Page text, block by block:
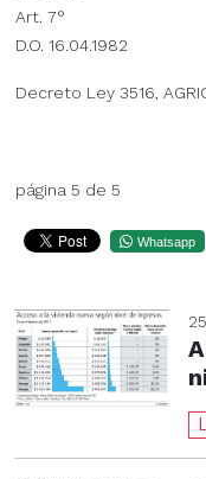
Art. 7°
D.O. 16.04.1982
Decreto Ley 3516,
página 5 de 5
Whatsapp